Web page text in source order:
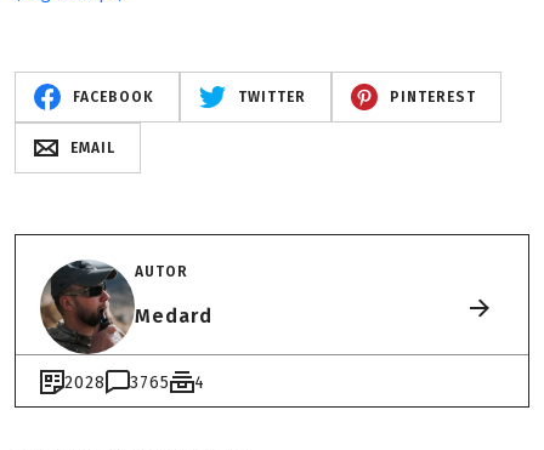
FACEBOOK TWITTER PINTEREST
EMAIL
AUTOR
Medard
2028 3765 4